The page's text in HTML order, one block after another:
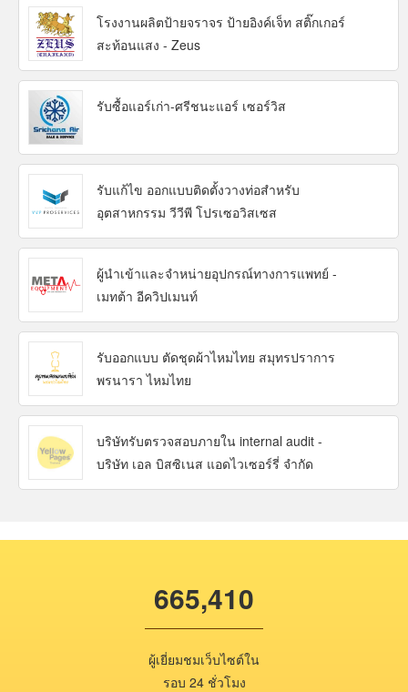
โรงงานผลิตป้ายจราจร ป้ายอิงค์เจ็ท สติ๊กเกอร์
สะท้อนแสง - Zeus
รับซื้อแอร์เก่า-ศรีชนะแอร์ เซอร์วิส
รับแก้ไข ออกแบบติดตั้งวางท่อสำหรับ
อุตสาหกรรม วีวีพี โปรเซอวิสเซส
ผู้นำเข้าและจำหน่ายอุปกรณ์ทางการแพทย์ -
เมทต้า อีควิปเมนท์
รับออกแบบ ตัดชุดผ้าไหมไทย สมุทรปราการ
พรนารา ไหมไทย
บริษัทรับตรวจสอบภายใน internal audit -
บริษัท เอล บิสซิเนส แอดไวเซอร์รี่ จำกัด
665,410
ผู้เยี่ยมชมเว็บไซต์ใน
รอบ 24 ชั่วโมง